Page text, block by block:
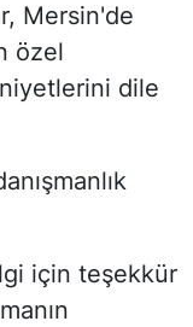
Mersin'de
özel
dile
için teşekkür